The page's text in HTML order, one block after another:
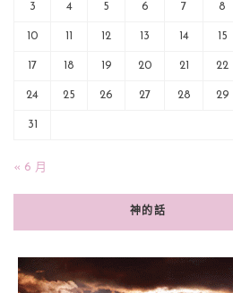
3 4 5 6 7 8
10 12 13 14 15
17 18 19 20 21 22
24 25 26 27 28 29
31
« 6 月
神的話